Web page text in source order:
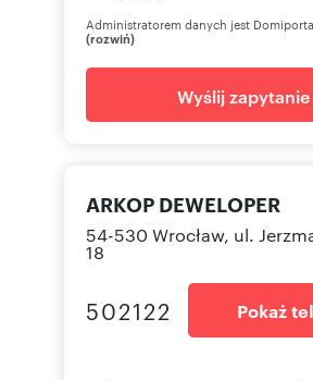
Administratorem danych jest
(rozwiń)
Wyślij zapytanie
ARKOP DEWELOPER
54-530 Wrocław, ul.
18
502122 Pokaż